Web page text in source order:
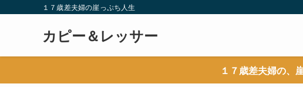
１７歳差夫婦の崖っぷち人生
カピー＆レッサー
１７歳差夫婦の、